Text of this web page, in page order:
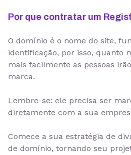
Por que contratar um
O domínio é o nome do site,
identificação, por isso, quanto
mais facilmente as pessoas
marca.
Lembre-se: ele precisa ser
diretamente com a sua
Comece a sua estratégia de
de domínio, tornando seu